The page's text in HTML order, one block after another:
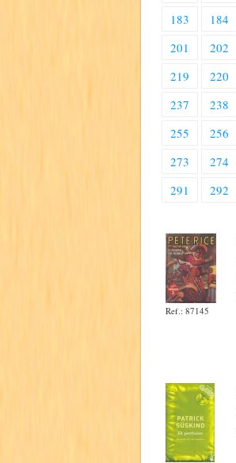
183
184
201
202
219
220
237
238
255
256
273
274
291
292
Ref.: 87145